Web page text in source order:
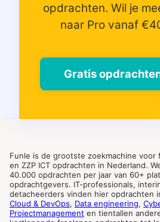
opdrachten. Wil je
naar Pro vanaf
Gratis
Funle is de grootste zoekmachine voor
en ZZP ICT opdrachten in Nederland.
40.000 opdrachten per jaar van 60+
opdrachtgevers. IT-professionals,
detacheerders vinden hier opdrachten
Cloud & DevOps, Data engineering,
Projectmanagement en tientallen